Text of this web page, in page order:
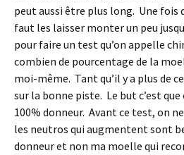
peut aussi être plus long. Une fois
faut les laisser monter un peu
pour faire un test qu’on appelle
combien de pourcentage de la
moi-même. Tant qu’il y a plus de
sur la bonne piste. Le but c’est
100% donneur. Avant ce test, on
les neutros qui augmentent sont
donneur et non ma moelle qui